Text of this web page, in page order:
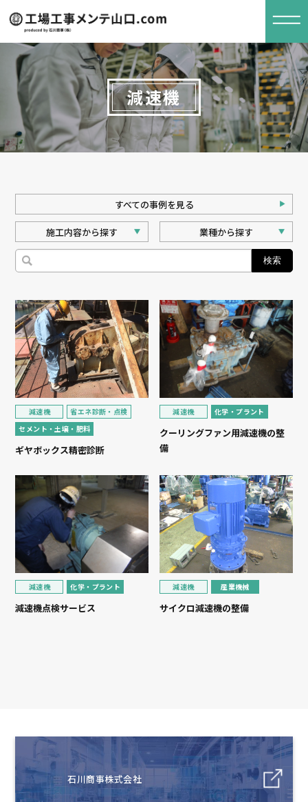
減速機
すべての事例を見る
施⼯内容から探す 業種から探す
検索
減速機
省エネ診断・点検
セメント・土壌・肥料
ギヤボックス精密診断
減速機 化学・プラント
クーリングファン用減速機の整
備
減速機 化学・プラント
減速機点検サービス
減速機 産業機械
サイクロ減速機の整備
石川商事株式会社